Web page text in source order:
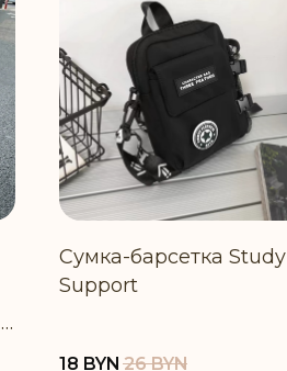
Сумка-барсетка Study
Support
18 BYN 26 BYN